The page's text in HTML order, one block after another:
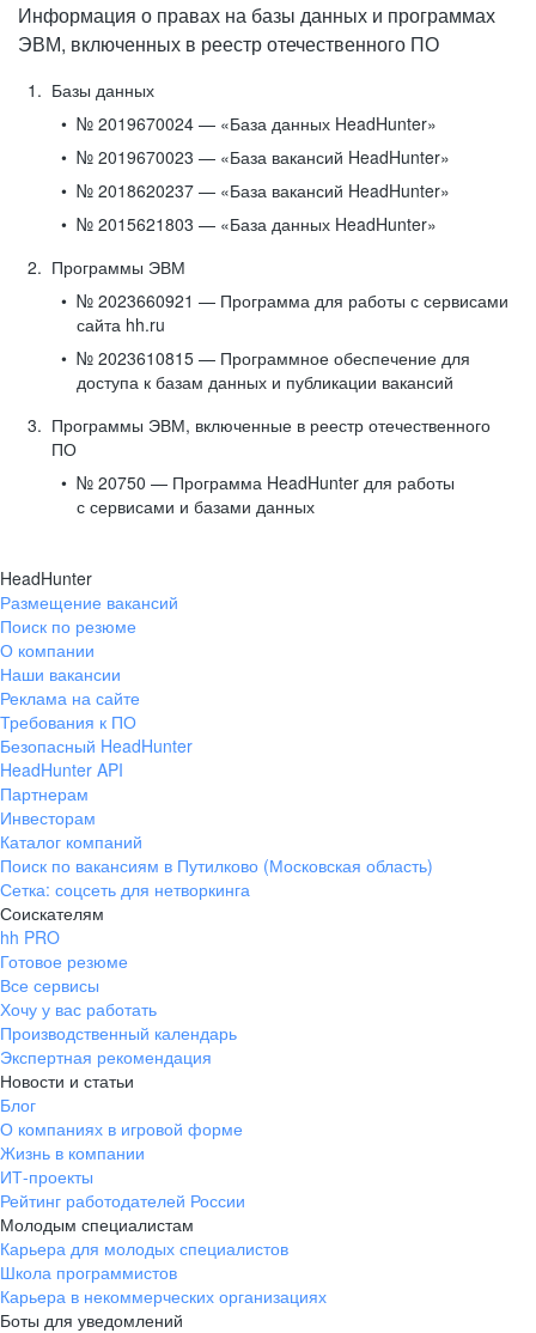
Информация о правах на базы данных и программах
ЭВМ, включенных в реестр отечественного ПО
Базы данных
№ 2019670024 — «База данных HeadHunter»
№ 2019670023 — «База вакансий HeadHunter»
№ 2018620237 — «База вакансий HeadHunter»
№ 2015621803 — «База данных HeadHunter»
Программы ЭВМ
№ 2023660921 — Программа для работы с сервисами
сайта hh.ru
№ 2023610815 — Программное обеспечение для
доступа к базам данных и публикации вакансий
Программы ЭВМ, включенные в реестр отечественного
ПО
№ 20750 — Программа HeadHunter для работы
с сервисами и базами данных
HeadHunter
Размещение вакансий
Поиск по резюме
О компании
Наши вакансии
Реклама на сайте
Требования к ПО
Безопасный HeadHunter
HeadHunter API
Партнерам
Инвесторам
Каталог компаний
Поиск по вакансиям в Путилково (Московская область)
Сетка: соцсеть для нетворкинга
Соискателям
hh PRO
Готовое резюме
Все сервисы
Хочу у вас работать
Производственный календарь
Экспертная рекомендация
Новости и статьи
Блог
О компаниях в игровой форме
Жизнь в компании
ИТ-проекты
Рейтинг работодателей России
Молодым специалистам
Карьера для молодых специалистов
Школа программистов
Карьера в некоммерческих организациях
Боты для уведомлений